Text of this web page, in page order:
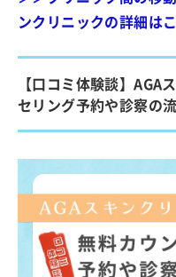
ンクリニックの詳細は
【口コミ体験談】AGA
セリング予約や診察の